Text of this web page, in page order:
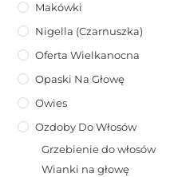
Makówki
Nigella (Czarnuszka)
Oferta Wielkanocna
Opaski Na Głowę
Owies
Ozdoby Do Włosów
Grzebienie do włosów
Wianki na głowę